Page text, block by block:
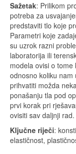
Sažetak: Prilikom
potreba za
predstaviti tlo koje
Parametri koje
su uzrok razni
laboratorija ili
modela ovisi o
odnosno koliku nam
prihvatiti možda
ponašanju tla pod
prvi korak pri
ovisiti sav daljnji rad.
Ključne riječi:
elastičnost,